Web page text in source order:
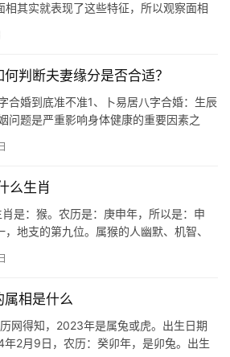
相其实就表现了这些特征，所以观察面相
判断夫妻缘分是否合适？
合婚到底准不准1、卜易居八字合婚：生辰
问题是严重影响身体健康的重要因素之
么生肖
是：猴。农历是：庚申年，所以是：申
地支的第九位。属猴的人幽默、机智、
属相是什么
网得知，2023年是属兔或虎。出生日期
2月9日，农历：癸卯年，是卯兔。出生